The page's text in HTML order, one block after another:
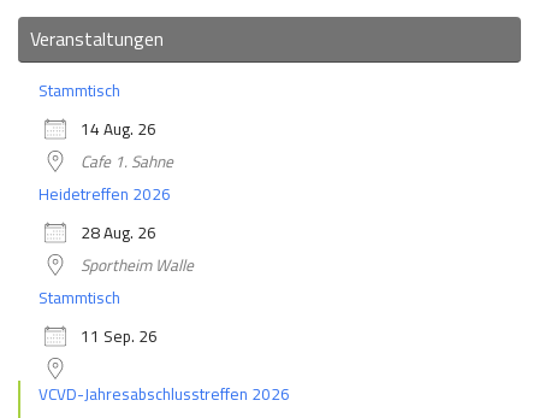
Veranstaltungen
Stammtisch
14 Aug. 26
Cafe 1. Sahne
Heidetreffen 2026
28 Aug. 26
Sportheim Walle
Stammtisch
11 Sep. 26
VCVD-Jahresabschlusstreffen 2026